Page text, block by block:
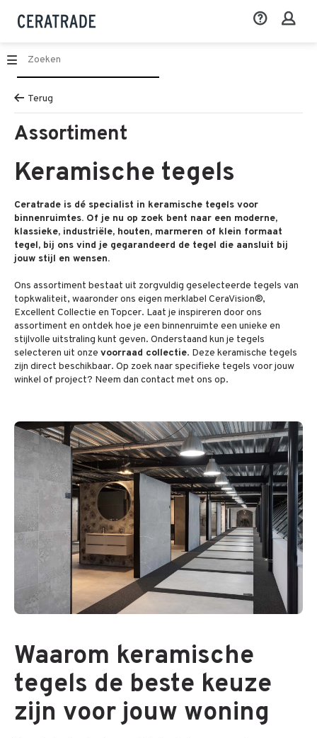
Terug
Assortiment
Keramische tegels
Ceratrade is dé specialist in keramische tegels voor
binnenruimtes. Of je nu op zoek bent naar een moderne,
klassieke, industriële, houten, marmeren of klein formaat
tegel, bij ons vind je gegarandeerd de tegel die aansluit bij
jouw stijl en wensen.
Ons assortiment bestaat uit zorgvuldig geselecteerde tegels van
topkwaliteit, waaronder ons eigen merklabel CeraVision®,
Excellent Collectie en Topcer. Laat je inspireren door ons
assortiment en ontdek hoe je een binnenruimte een unieke en
stijlvolle uitstraling kunt geven. Onderstaand kun je tegels
selecteren uit onze voorraad collectie. Deze keramische tegels
zijn direct beschikbaar. Op zoek naar specifieke tegels voor jouw
winkel of project? Neem dan contact met ons op.
Waarom keramische
tegels de beste keuze
zijn voor jouw woning